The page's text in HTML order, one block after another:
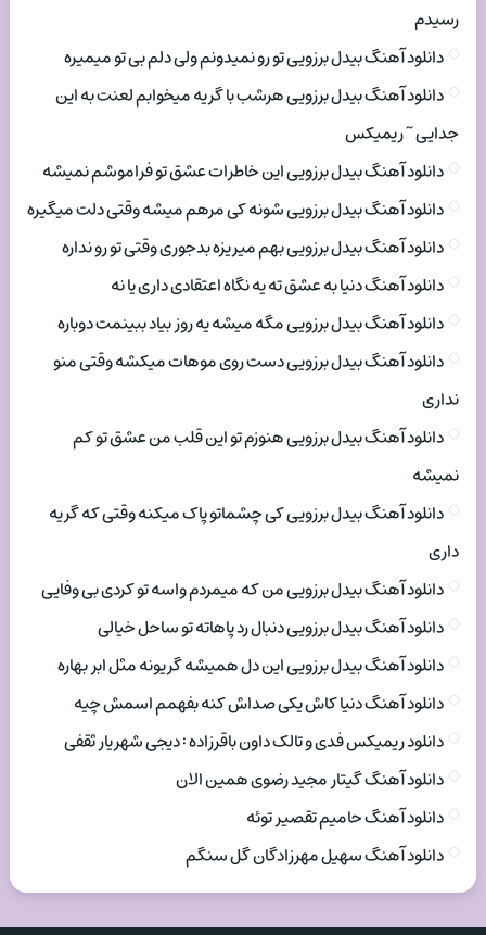
رسیدم
دانلود آهنگ بیدل برزویی تو رو نمیدونم ولی دلم بی تو میمیره
دانلود آهنگ بیدل برزویی هرشب با گریه میخوابم لعنت به این
جدایی ~ ریمیکس
دانلود آهنگ بیدل برزویی این خاطرات عشق تو فراموشم نمیشه
دانلود آهنگ بیدل برزویی شونه کی مرهم میشه وقتی دلت میگیره
دانلود آهنگ بیدل برزویی بهم میریزه بدجوری وقتی تو رو نداره
دانلود آهنگ دنیا به عشق ته یه نگاه اعتقادی داری یا نه
دانلود آهنگ بیدل برزویی مگه میشه یه روز بیاد ببینمت دوباره
دانلود آهنگ بیدل برزویی دست روی موهات میکشه وقتی منو
نداری
دانلود آهنگ بیدل برزویی هنوزم تو این قلب من عشق تو کم
نمیشه
دانلود آهنگ بیدل برزویی کی چشماتو پاک میکنه وقتی که گریه
داری
دانلود آهنگ بیدل برزویی من که میمردم واسه تو کردی بی وفایی
دانلود آهنگ بیدل برزویی دنبال رد پاهاته تو ساحل خیالی
دانلود آهنگ بیدل برزویی این دل همیشه گریونه مثل ابر بهاره
دانلود آهنگ دنیا کاش یکی صداش کنه بفهمم اسمش چیه
دانلود ریمیکس فدی و تالک داون باقرزاده : دیجی شهریار ثقفی
دانلود آهنگ گیتار مجید رضوی همین الان
دانلود آهنگ حامیم تقصیر توئه
دانلود آهنگ سهیل مهرزادگان گل سنگم